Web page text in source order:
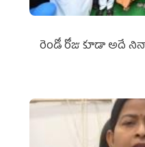
రెండో రోజు కూడా అదే